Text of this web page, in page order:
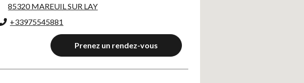
85320 MAREUIL SUR LAY
+33975545881
Prenez un rendez-vous
Consentements certifiés par
Continuer sans accepter